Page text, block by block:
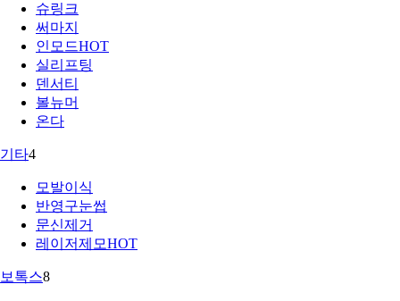
슈링크
써마지
인모드HOT
실리프팅
덴서티
볼뉴머
온다
기타4
모발이식
반영구눈썹
문신제거
레이저제모HOT
보톡스8